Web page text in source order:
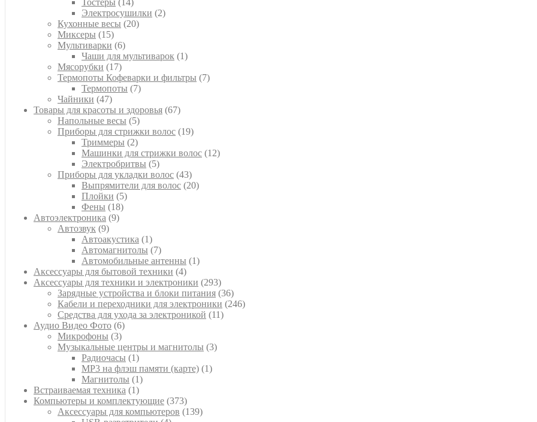
Тостеры 14
товаров
Электросушилки 22
Кухонные весы 2020
Миксеры 1515
товаров
Мультиварки 66
товаров
Чаши для мультиварок 11
Мясорубки 1717
товаров
Термопоты Кофеварки и фильтры 77
Термопоты 77
Чайники 4747
товаров
Товары для красоты и здоровья 6767
Напольные весы 55
товаров
Приборы для стрижки волос 1919
Триммеры 22
товара
Машинки для стрижки волос 1212
Электробритвы 55
товаров
Приборы для укладки волос 4343
товара
Выпрямители для волос 2020
Плойки 55
Фены 1818
Автоэлектроника 99
Автозвук 99
товаров
Автоакустика 11
товар
Автомагнитолы 77
товаров
Автомобильные антенны 11
Аксессуары для бытовой техники 44
товара
Аксессуары для техники и электроники 293293
товара
Зарядные устройства и блоки питания 3636
товаров
Кабели и переходники для электроники 246246
Средства для ухода за электроникой 1111
Аудио Видео Фото 66
товаров
Микрофоны 33
товара
Музыкальные центры и магнитолы 33
Радиочасы 11
товар
MP3 на флэш памяти (карте) 11
Магнитолы 11
Встраиваемая техника 11
товар
Компьютеры и комплектующие 373373
товара
Аксессуары для компьютеров 139139